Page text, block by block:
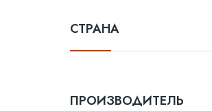
СТРАНА
ПРОИЗВОДИТЕЛЬ
Highland park
Выдержка